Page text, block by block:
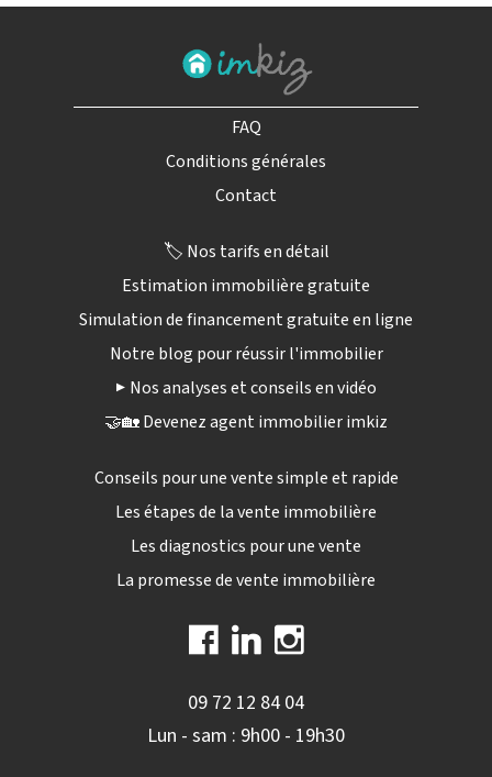
FAQ
Conditions générales
Contact
🏷️ Nos tarifs en détail
Estimation immobilière gratuite
Simulation de financement gratuite en ligne
Notre blog pour réussir l'immobilier
▶️ Nos analyses et conseils en vidéo
🤝🏡 Devenez agent immobilier imkiz
Conseils pour une vente simple et rapide
Les étapes de la vente immobilière
Les diagnostics pour une vente
La promesse de vente immobilière
09 72 12 84 04
Lun - sam : 9h00 - 19h30